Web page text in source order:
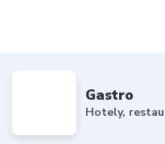
Gastro
Hotely,